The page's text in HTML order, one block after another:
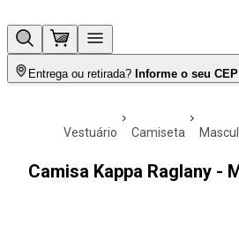
Entrega ou retirada? Informe o seu CEP
vestuário camiseta
Camisa Kappa Raglany -